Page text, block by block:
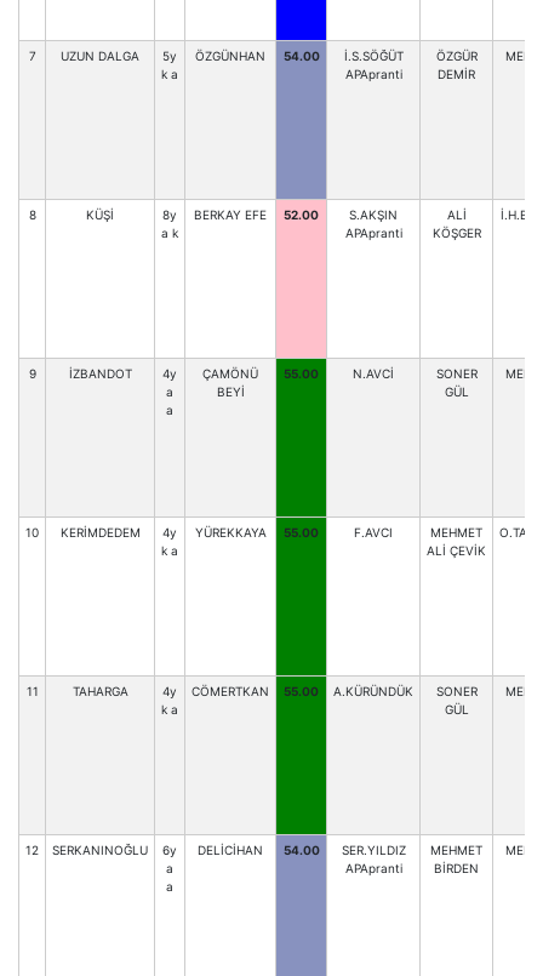
7 UZUN DALGA
5y
k a
ÖZGÜNHAN 54.00
İ.S.SÖĞÜT
APApranti
ÖZGÜR
DEMİR
8 KÜŞİ
8y
a k
BERKAY EFE 52.00
S.AKŞIN
APApranti
ALİ
KÖŞGER
9 İZBANDOT
4y
a
a
ÇAMÖNÜ
BEYİ
55.00 N.AVCİ
SONER
GÜL
10 KERİMDEDEM
4y
k a
YÜREKKAYA 55.00 F.AVCI
MEHMET
ALİ ÇEVİK
11 TAHARGA
4y
k a
CÖMERTKAN 55.00 A.KÜRÜNDÜK
SONER
GÜL
12 SERKANINOĞLU
6y
a
a
DELİCİHAN 54.00
SER.YILDIZ
APApranti
MEHMET
BİRDEN